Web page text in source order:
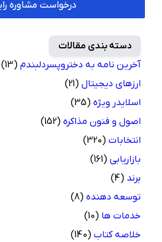
درخواست مشاوره رایگان
دسته بندی مقالات
آخرین نامه به دختروپسردلبندم (13)
ارزهای دیجیتال (21)
اسلایدر ویژه (35)
اصول و فنون مذاکره (152)
انتخابات (320)
بازاریابی (161)
(4)
توسعه دهنده (8)
خدمات ها (10)
خلاصه کتاب (140)